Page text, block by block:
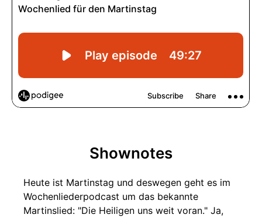
Shownotes
Heute ist Martinstag und deswegen geht es im
Wochenliederpodcast um das bekannte
Martinslied: "Die Heiligen uns weit voran." Ja,